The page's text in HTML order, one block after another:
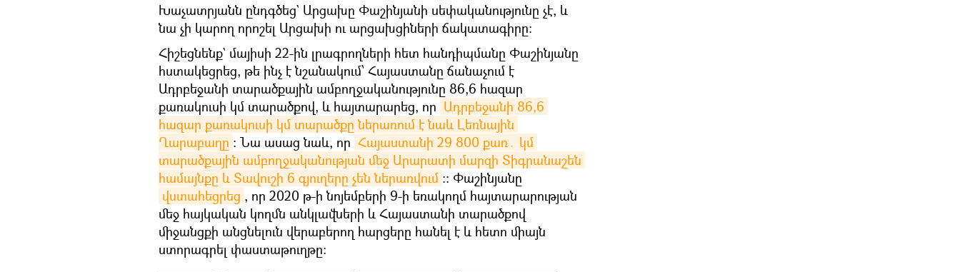
Խաչատրյանն ընդգծեց` Արցախը Փաշինյանի սեփականությունը չէ, և
նա չի կարող որոշել Արցախի ու արցախցիների ճակատագիրը։
Հիշեցնենք` մայիսի 22-ին լրագրողների հետ հանդիպմանը Փաշինյանը
հստակեցրեց, թե ինչ է նշանակում՝ Հայաստանը ճանաչում է
Ադրբեջանի տարածքային ամբողջականությունը 86,6 հազար
քառակուսի կմ տարածքով, և հայտարարեց, որ Ադրբեջանի 86,6
հազար քառակուսի կմ տարածքը ներառում է նաև Լեռնային
Ղարաբաղը ։ Նա ասաց նաև, որ Հայաստանի 29 800 քառ․ կմ
տարածքային ամբողջականության մեջ Արարատի մարզի Տիգրանաշեն
համայնքը և Տավուշի 6 գյուղերը չեն ներառվում ։։ Փաշինյանը
վստահեցրեց , որ 2020 թ-ի նոյեմբերի 9-ի եռակողմ հայտարարության
մեջ հայկական կողմն անկլավների և Հայաստանի տարածքով
միջանցքի անցնելուն վերաբերող հարցերը հանել է և հետո միայն
ստորագրել փաստաթուղթը։